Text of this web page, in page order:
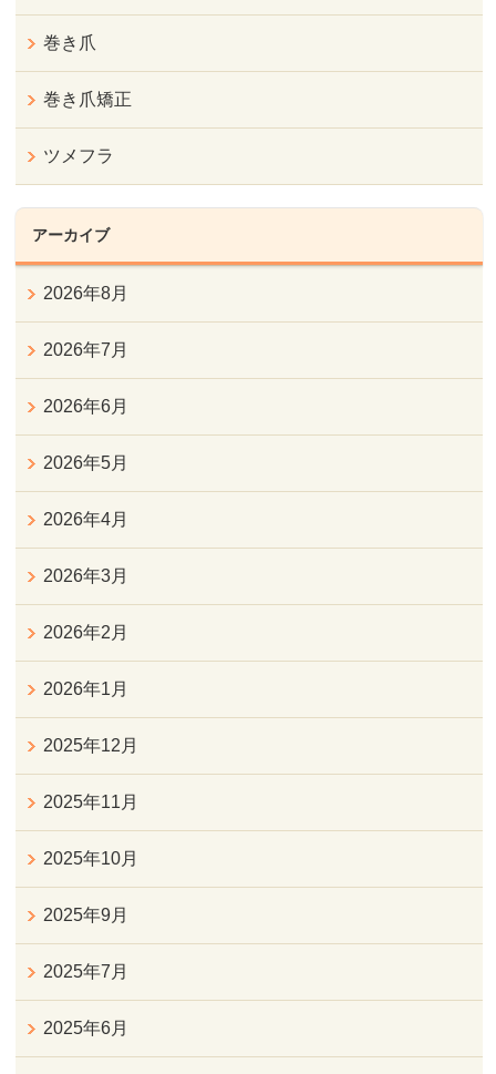
巻き爪
巻き爪矯正
ツメフラ
アーカイブ
2026年8月
2026年7月
2026年6月
2026年5月
2026年4月
2026年3月
2026年2月
2026年1月
2025年12月
2025年11月
2025年10月
2025年9月
2025年7月
2025年6月